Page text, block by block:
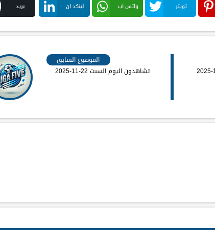
تويتر واتس اب لينكد ان بريد
الموضوع السابق
تشاهدون اليوم السبت 22-11-2025